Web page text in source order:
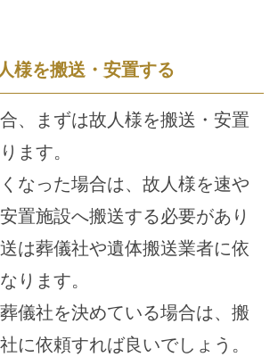
様を搬送・安置する
、まずは故人様を搬送・安置
ます。
なった場合は、故人様を速や
置施設へ搬送する必要があり
は葬儀社や遺体搬送業者に依
ります。
儀社を決めている場合は、搬
に依頼すれば良いでしょう。